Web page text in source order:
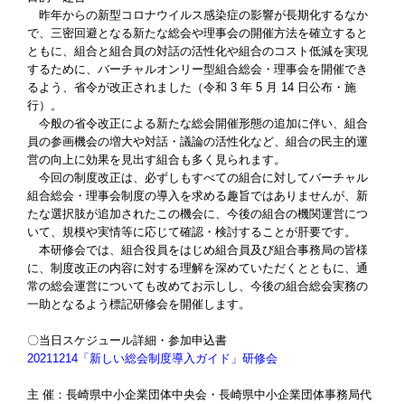
昨年からの新型コロナウイルス感染症の影響が長期化するなか
で、三密回避となる新たな総会や理事会の開催方法を確立すると
ともに、組合と組合員の対話の活性化や組合のコスト低減を実現
するために、バーチャルオンリー型組合総会・理事会を開催でき
るよう、省令が改正されました（令和 3 年 5 月 14 日公布・施
行）。
今般の省令改正による新たな総会開催形態の追加に伴い、組合
員の参画機会の増大や対話・議論の活性化など、組合の民主的運
営の向上に効果を見出す組合も多く見られます。
今回の制度改正は、必ずしもすべての組合に対してバーチャル
組合総会・理事会制度の導入を求める趣旨ではありませんが、新
たな選択肢が追加されたこの機会に、今後の組合の機関運営につ
いて、規模や実情等に応じて確認・検討することが肝要です。
本研修会では、組合役員をはじめ組合員及び組合事務局の皆様
に、制度改正の内容に対する理解を深めていただくとともに、通
常の総会運営についても改めてお示しし、今後の組合総会実務の
一助となるよう標記研修会を開催します。
〇当日スケジュール詳細・参加申込書
20211214「新しい総会制度導入ガイド」研修会
主 催：長崎県中小企業団体中央会・長崎県中小企業団体事務局代